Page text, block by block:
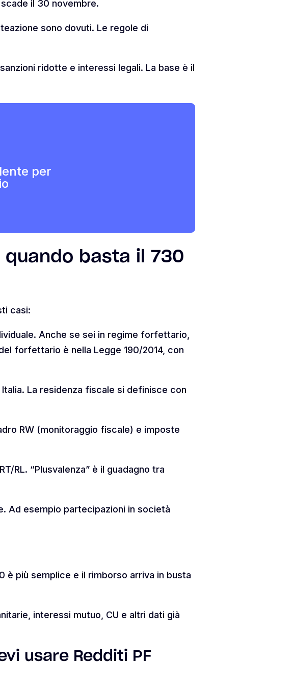
il 30 novembre.
sono dovuti. Le regole di
ridotte e interessi legali. La base è il
per
quando basta il 730
casi:
Anche se sei in regime forfettario,
forfettario è nella Legge 190/2014, con
La residenza fiscale si definisce con
RW (monitoraggio fiscale) e imposte
RL. “Plusvalenza” è il guadagno tra
Ad esempio partecipazioni in società
è più semplice e il rimborso arriva in busta
interessi mutuo, CU e altri dati già
usare Redditi PF